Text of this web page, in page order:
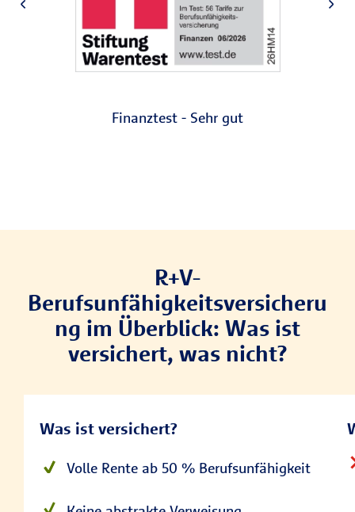
Finanztest - Sehr gut
R+V-
Berufsunfähigkeitsversicheru
ng im Überblick: Was ist
versichert, was nicht?
Was ist versichert?
Volle Rente ab 50 % Berufsunfähigkeit